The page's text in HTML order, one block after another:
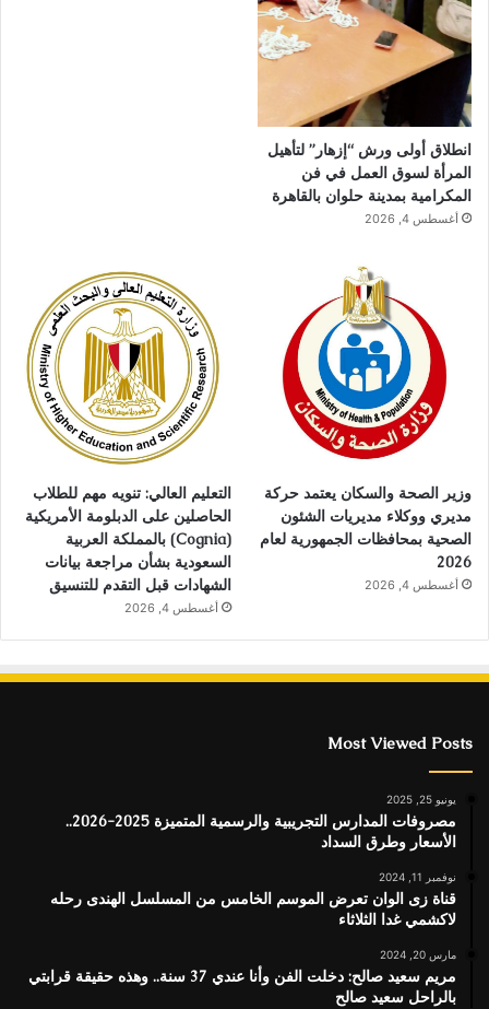
انطلاق أولى ورش “إزهار” لتأهيل
المرأة لسوق العمل في فن
المكرامية بمدينة حلوان بالقاهرة
أغسطس 4, 2026
وزير الصحة والسكان يعتمد حركة
مديري ووكلاء مديريات الشئون
الصحية بمحافظات الجمهورية لعام
2026
أغسطس 4, 2026
التعليم العالي: تنويه مهم للطلاب
الحاصلين على الدبلومة الأمريكية
(Cognia) بالمملكة العربية
السعودية بشأن مراجعة بيانات
الشهادات قبل التقدم للتنسيق
أغسطس 4, 2026
Most Viewed Posts
يونيو 25, 2025
مصروفات المدارس التجريبية والرسمية المتميزة 2025-2026..
الأسعار وطرق السداد
نوفمبر 11, 2024
قناة زى الوان تعرض الموسم الخامس من المسلسل الهندى رحله
لاكشمي غدا الثلاثاء
مارس 20, 2024
مريم سعيد صالح: دخلت الفن وأنا عندي 37 سنة.. وهذه حقيقة قرابتي
بالراحل سعيد صالح